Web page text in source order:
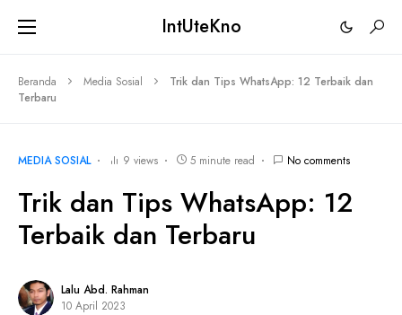
IntUteKno
Beranda Media Sosial
Trik dan Tips WhatsApp: 12 Terbaik dan
Terbaru
MEDIA SOSIAL 9 views 5 minute read No comments
Trik dan Tips WhatsApp: 12
Terbaik dan Terbaru
Lalu Abd. Rahman
10 April 2023